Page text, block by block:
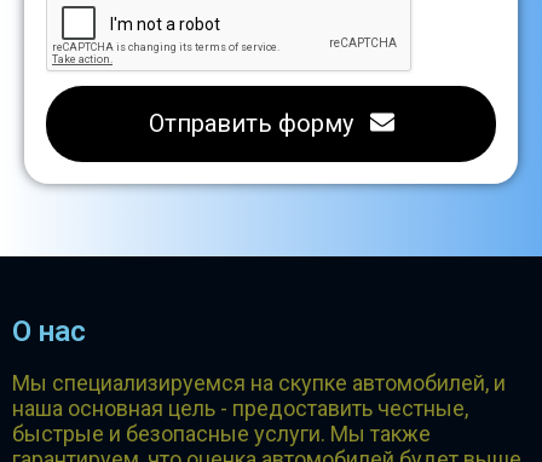
Отправить форму
О нас
Мы специализируемся на скупке автомобилей, и
наша основная цель - предоставить честные,
быстрые и безопасные услуги. Мы также